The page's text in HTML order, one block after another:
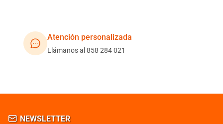
Atención personalizada
Llámanos al 858 284 021
NEWSLETTER